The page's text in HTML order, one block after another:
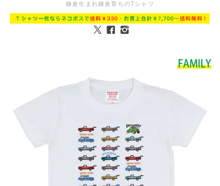
鎌倉生まれ鎌倉育ちのTシャツ